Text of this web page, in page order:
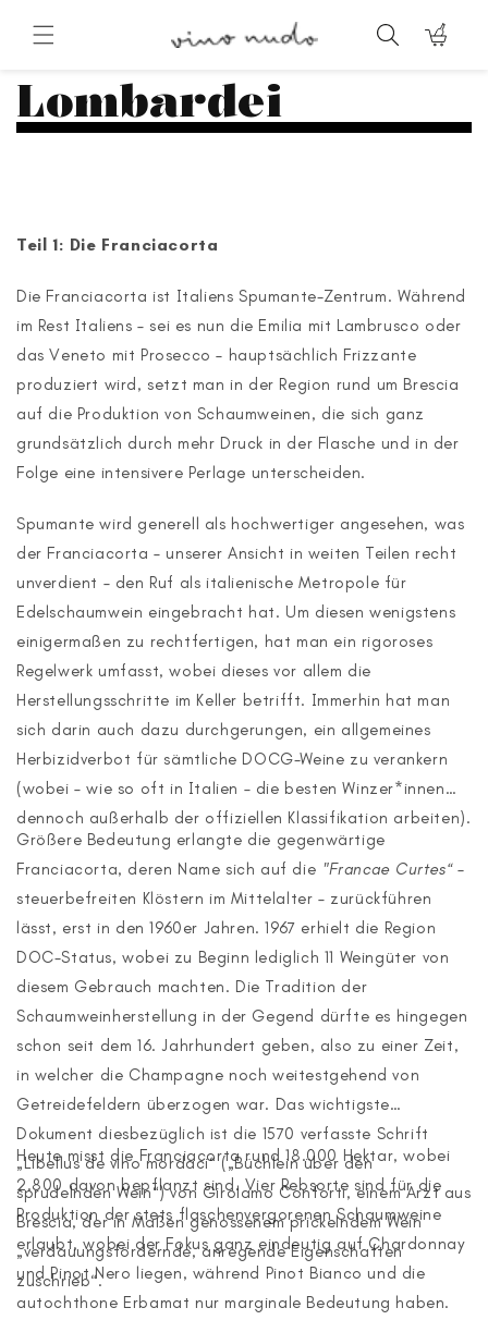
zum
Inhalt
Warenkorb
Lombardei
Teil 1: Die Franciacorta
Die Franciacorta ist Italiens Spumante-Zentrum. Während
im Rest Italiens – sei es nun die Emilia mit Lambrusco oder
das Veneto mit Prosecco – hauptsächlich Frizzante
produziert wird, setzt man in der Region rund um Brescia
auf die Produktion von Schaumweinen, die sich ganz
grundsätzlich durch mehr Druck in der Flasche und in der
Folge eine intensivere Perlage unterscheiden.
Spumante wird generell als hochwertiger angesehen, was
der Franciacorta – unserer Ansicht in weiten Teilen recht
unverdient – den Ruf als italienische Metropole für
Edelschaumwein eingebracht hat. Um diesen wenigstens
einigermaßen zu rechtfertigen, hat man ein rigoroses
Regelwerk umfasst, wobei dieses vor allem die
Herstellungsschritte im Keller betrifft. Immerhin hat man
sich darin auch dazu durchgerungen, ein allgemeines
Herbizidverbot für sämtliche DOCG-Weine zu verankern
(wobei – wie so oft in Italien – die besten Winzer*innen
dennoch außerhalb der offiziellen Klassifikation arbeiten).
Größere Bedeutung erlangte die gegenwärtige
Franciacorta, deren Name sich auf die "Francae Curtes“ –
steuerbefreiten Klöstern im Mittelalter – zurückführen
lässt, erst in den 1960er Jahren. 1967 erhielt die Region
DOC-Status, wobei zu Beginn lediglich 11 Weingüter von
diesem Gebrauch machten. Die Tradition der
Schaumweinherstellung in der Gegend dürfte es hingegen
schon seit dem 16. Jahrhundert geben, also zu einer Zeit,
in welcher die Champagne noch weitestgehend von
Getreidefeldern überzogen war. Das wichtigste
Dokument diesbezüglich ist die 1570 verfasste Schrift
„Libellus de vino mordaci“ („Büchlein über den
sprudelnden Wein“) von Girolamo Conforti, einem Arzt aus
Brescia, der in Maßen genossenem prickelndem Wein
„verdauungsfördernde, anregende Eigenschaften
zuschrieb“.
Heute misst die Franciacorta rund 18.000 Hektar, wobei
2.800 davon bepflanzt sind. Vier Rebsorte sind für die
Produktion der stets flaschenvergorenen Schaumweine
erlaubt, wobei der Fokus ganz eindeutig auf Chardonnay
und Pinot Nero liegen, während Pinot Bianco und die
autochthone Erbamat nur marginale Bedeutung haben.